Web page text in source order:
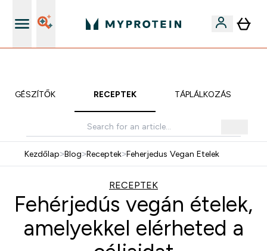
KIEGÉSZÍTŐK RECEPTEK TÁPLÁLKOZÁS
Kezdőlap>Blog>Receptek>Feherjedus Vegan Etelek
RECEPTEK
Fehérjedús vegán ételek,
amelyekkel elérheted a